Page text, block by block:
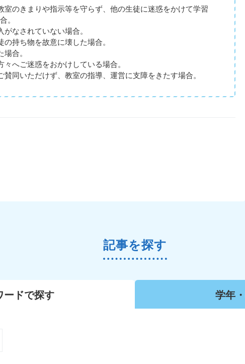
室のきまりや指示等を守らず、他の生徒に迷惑をかけて学習
。
なされていない場合。
持ち物を故意に壊した場合。
合。
へご迷惑をおかけしている場合。
賛同いただけず、教室の指導、運営に支障をきたす場合。
記事を探す
ードで探す 学年